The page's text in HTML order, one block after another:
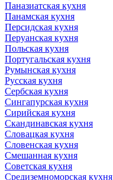
Паназиатская кухня
Панамская кухня
Персидская кухня
Перуанская кухня
Польская кухня
Португальская кухня
Румынская кухня
Русская кухня
Сербская кухня
Сингапурская кухня
Сирийская кухня
Скандинавская кухня
Словацкая кухня
Словенская кухня
Смешанная кухня
Советская кухня
Средиземноморская кухня